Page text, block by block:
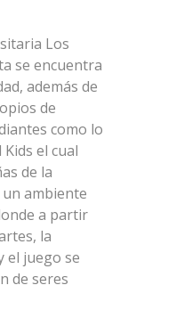
Los
se encuentra
además de
de
como lo
el cual
de la
ambiente
a partir
la
el juego se
de seres